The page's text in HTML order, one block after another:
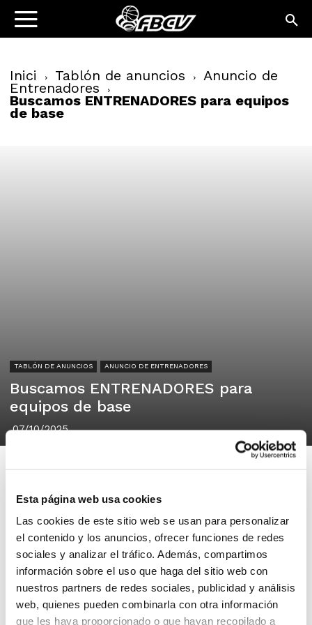
Esta página web usa cookies
Las cookies de este sitio web se usan para personalizar
el contenido y los anuncios, ofrecer funciones de redes
sociales y analizar el tráfico. Además, compartimos
información sobre el uso que haga del sitio web con
nuestros partners de redes sociales, publicidad y análisis
web, quienes pueden combinarla con otra información
que les haya proporcionado o que hayan recopilado a
Inici Tablón de anuncios Anuncio de
Entrenadores
Buscamos ENTRENADORES para equipos
de base
TABLÓN DE ANUNCIOS ANUNCIO DE ENTRENADORES
Buscamos ENTRENADORES para
equipos de base
07/10/2025
Club Baloncesto Sedaví
Sedavi
BUSCAMOS ENTRENADORES para
equipos de base. Facilidades para